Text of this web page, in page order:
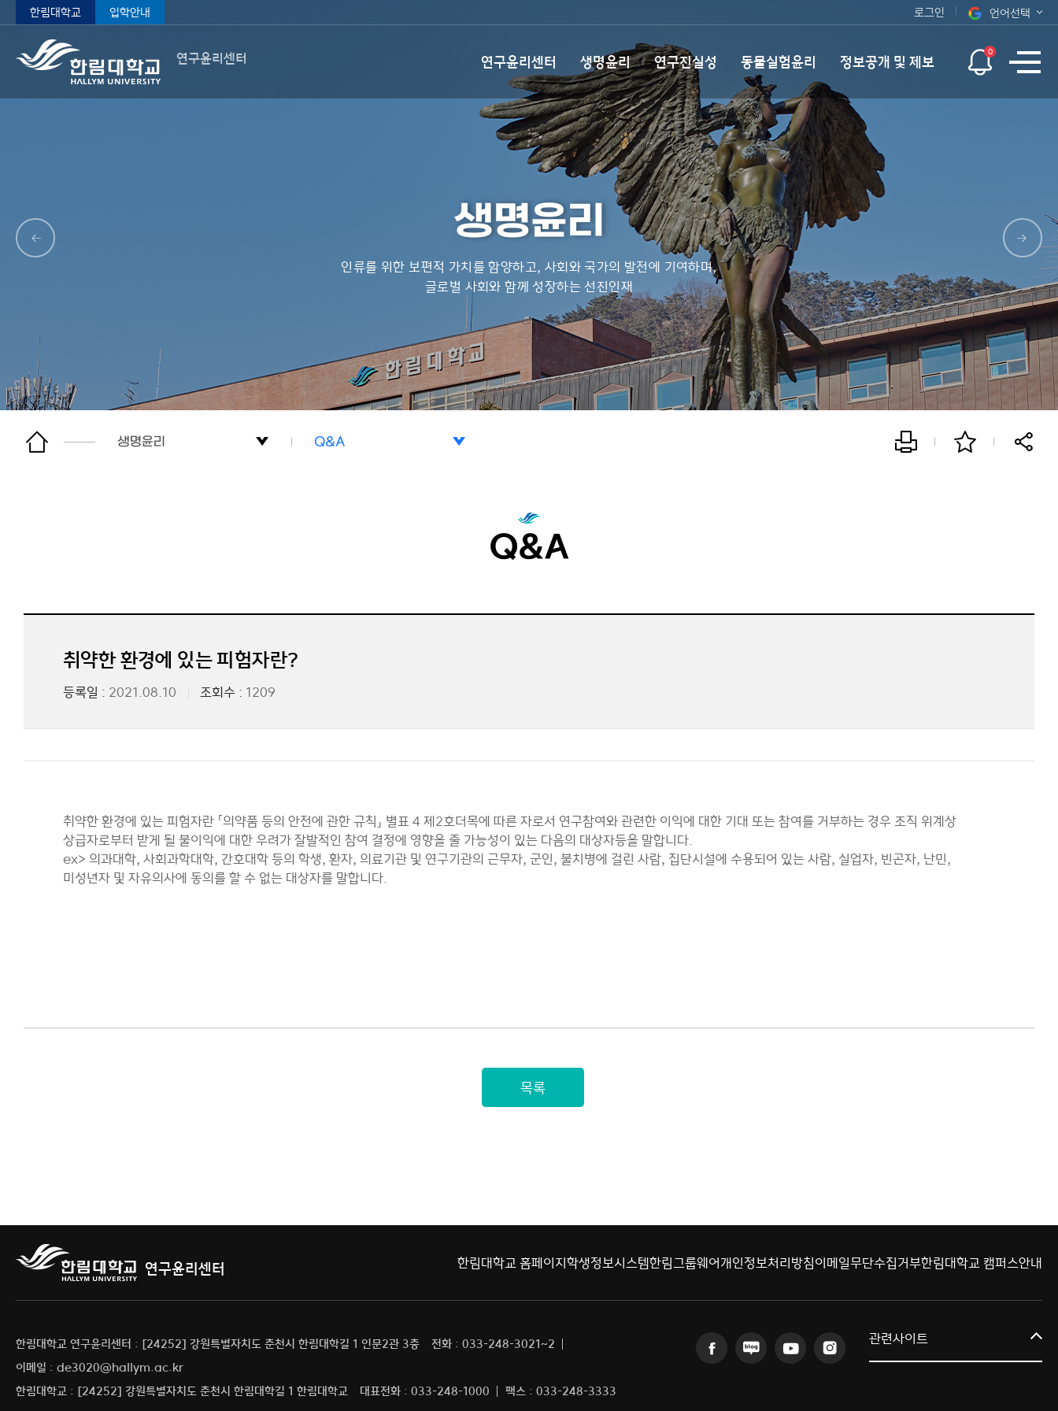
오늘 하루 보지 않기
한림대학교 입학안내 로그인 언어선택
ENG
연구윤리센터 연구윤리센터 생명윤리 연구진실성 동물실험윤리 정보공개 및 제보
0
생명윤리
인류를 위한 보편적 가치를 함양하고, 사회와 국가의 발전에 기여하며,
글로벌 사회와 함께 성장하는 선진인재
생명윤리
동물실험윤리
정보공개 및 제보
사이트맵
Q&A
신청 및 처리절차
공지사항
Q&A
취약한 환경에 있는 피험자란?
등록일 : 2021.08.10 조회수 : 1209
취약한 환경에 있는 피험자란 「의약품 등의 안전에 관한 규칙」 별표 4 제2호더목에 따른 자로서 연구참여와 관련한 이익에 대한 기대 또는 참여를 거부하는 경우 조직 위계상
상급자로부터 받게 될 불이익에 대한 우려가 잘발적인 참여 결정에 영향을 줄 가능성이 있는 다음의 대상자등을 말합니다.
ex> 의과대학, 사회과학대학, 간호대학 등의 학생, 환자, 의료기관 및 연구기관의 근무자, 군인, 불치병에 걸린 사람, 집단시설에 수용되어 있는 사람, 실업자, 빈곤자, 난민,
미성년자 및 자유의사에 동의를 할 수 없는 대상자를 말합니다.
연구윤리센터 한림대학교 홈페이지학생정보시스템한림그룹웨어개인정보처리방침이메일무단수집거부한림대학교 캠퍼스안내
한림대학교 연구윤리센터 : [24252] 강원특별자치도 춘천시 한림대학길 1 인문2관 3층
전화 : 033-248-3021~2
이메일 : de3020@hallym.ac.kr
한림대학교 : [24252] 강원특별자치도 춘천시 한림대학길 1 한림대학교
대표전화 : 033-248-1000 팩스 : 033-248-3333
관련사이트
커뮤니티교육원